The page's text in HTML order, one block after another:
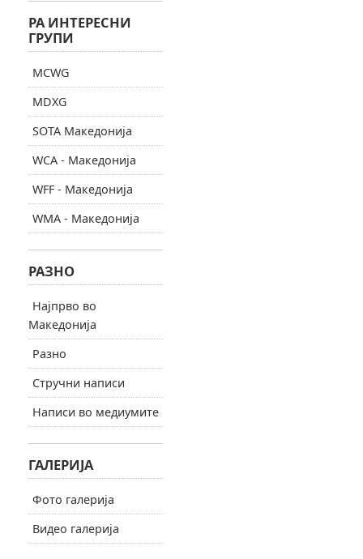
РА ИНТЕРЕСНИ
ГРУПИ
MCWG
MDXG
SOTA Македонија
WCA - Македонија
WFF - Македонија
WMA - Македонија
РАЗНО
Најпрво во
Македонија
Разно
Стручни написи
Написи во медиумите
ГАЛЕРИЈА
Фото галерија
Видео галерија